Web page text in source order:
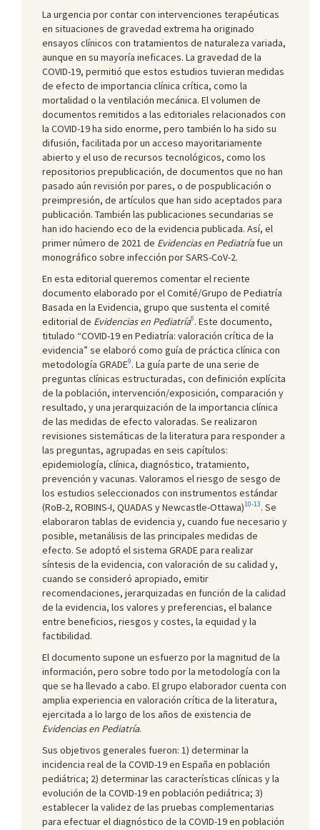
La urgencia por contar con intervenciones terapéuticas
en situaciones de gravedad extrema ha originado
ensayos clínicos con tratamientos de naturaleza variada,
aunque en su mayoría ineficaces. La gravedad de la
COVID-19, permitió que estos estudios tuvieran medidas
de efecto de importancia clínica crítica, como la
mortalidad o la ventilación mecánica. El volumen de
documentos remitidos a las editoriales relacionados con
la COVID-19 ha sido enorme, pero también lo ha sido su
difusión, facilitada por un acceso mayoritariamente
abierto y el uso de recursos tecnológicos, como los
repositorios prepublicación, de documentos que no han
pasado aún revisión por pares, o de pospublicación o
preimpresión, de artículos que han sido aceptados para
publicación. También las publicaciones secundarias se
han ido haciendo eco de la evidencia publicada. Así, el
primer número de 2021 de Evidencias en Pediatríafue un
monográfico sobre infección por SARS-CoV-2.
En esta editorial queremos comentar el reciente
documento elaborado por el Comité/Grupo de Pediatría
Basada en la Evidencia, grupo que sustenta el comité
editorial de Evidencias en Pediatría8. Este documento,
titulado “COVID-19 en Pediatría: valoración crítica de la
evidencia” se elaboró como guía de práctica clínica con
metodología GRADE9. La guía parte de una serie de
preguntas clínicas estructuradas, con definición explícita
de la población, intervención/exposición, comparación y
resultado, y una jerarquización de la importancia clínica
de las medidas de efecto valoradas. Se realizaron
revisiones sistemáticas de la literatura para responder a
las preguntas, agrupadas en seis capítulos:
epidemiología, clínica, diagnóstico, tratamiento,
prevención y vacunas. Valoramos el riesgo de sesgo de
los estudios seleccionados con instrumentos estándar
(RoB-2, ROBINS-I, QUADAS y Newcastle-Ottawa)10-13. Se
elaboraron tablas de evidencia y, cuando fue necesario y
posible, metanálisis de las principales medidas de
efecto. Se adoptó el sistema GRADE para realizar
síntesis de la evidencia, con valoración de su calidad y,
cuando se consideró apropiado, emitir
recomendaciones, jerarquizadas en función de la calidad
de la evidencia, los valores y preferencias, el balance
entre beneficios, riesgos y costes, la equidad y la
factibilidad.
El documento supone un esfuerzo por la magnitud de la
información, pero sobre todo por la metodología con la
que se ha llevado a cabo. El grupo elaborador cuenta con
amplia experiencia en valoración crítica de la literatura,
ejercitada a lo largo de los años de existencia de
Evidencias en Pediatría.
Sus objetivos generales fueron: 1) determinar la
incidencia real de la COVID-19 en España en población
pediátrica; 2) determinar las características clínicas y la
evolución de la COVID-19 en población pediátrica; 3)
establecer la validez de las pruebas complementarias
para efectuar el diagnóstico de la COVID-19 en población